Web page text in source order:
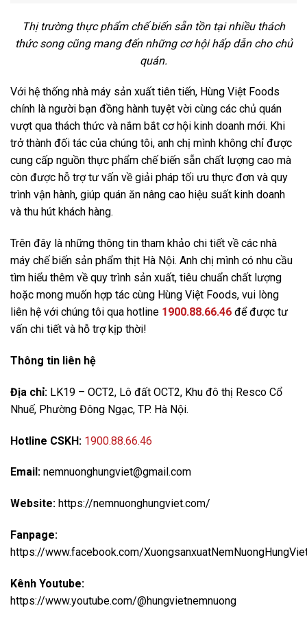
Thị trường thực phẩm chế biến sẵn tồn tại nhiều thách
thức song cũng mang đến những cơ hội hấp dẫn cho chủ
quán.
Với hệ thống nhà máy sản xuất tiên tiến, Hùng Việt Foods
chính là người bạn đồng hành tuyệt vời cùng các chủ quán
vượt qua thách thức và nắm bắt cơ hội kinh doanh mới. Khi
trở thành đối tác của chúng tôi, anh chị mình không chỉ được
cung cấp nguồn thực phẩm chế biến sẵn chất lượng cao mà
còn được hỗ trợ tư vấn về giải pháp tối ưu thực đơn và quy
trình vận hành, giúp quán ăn nâng cao hiệu suất kinh doanh
và thu hút khách hàng.
Trên đây là những thông tin tham khảo chi tiết về các nhà
máy chế biến sản phẩm thịt Hà Nội. Anh chị mình có nhu cầu
tìm hiểu thêm về quy trình sản xuất, tiêu chuẩn chất lượng
hoặc mong muốn hợp tác cùng Hùng Việt Foods, vui lòng
liên hệ với chúng tôi qua hotline 1900.88.66.46 để được tư
vấn chi tiết và hỗ trợ kịp thời!
Thông tin liên hệ
Địa chỉ: LK19 – OCT2, Lô đất OCT2, Khu đô thị Resco Cổ
Nhuế, Phường Đông Ngạc, TP. Hà Nội.
Hotline CSKH: 1900.88.66.46
Email: nemnuonghungviet@gmail.com
Website: https://nemnuonghungviet.com/
Fanpage:
https://www.facebook.com/
Kênh Youtube:
https://www.youtube.com/@hungvietnemnuong